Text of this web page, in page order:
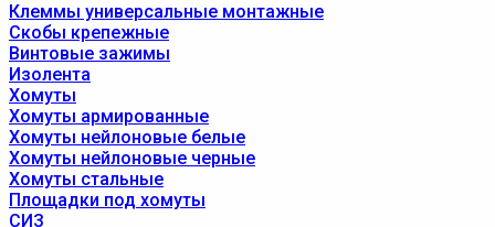
Клеммы универсальные монтажные
Скобы крепежные
Винтовые зажимы
Изолента
Хомуты
Хомуты армированные
Хомуты нейлоновые белые
Хомуты нейлоновые черные
Хомуты стальные
Площадки под хомуты
СИЗ